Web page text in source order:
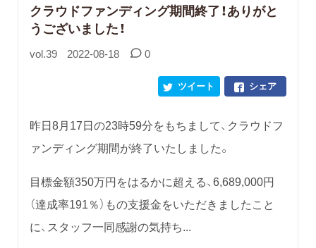
クラウドファンディング期間終了！ありがと
うございました！
vol.39 2022-08-18 0
シェア
ツイート
昨日8月17日の23時59分をもちまして、クラウドフ
ァンディング期間が終了いたしました。
目標金額350万円をはるかに超える、6,689,000円
（達成率191％）もの支援金をいただきましたこと
に、スタッフ一同感謝の気持ち...